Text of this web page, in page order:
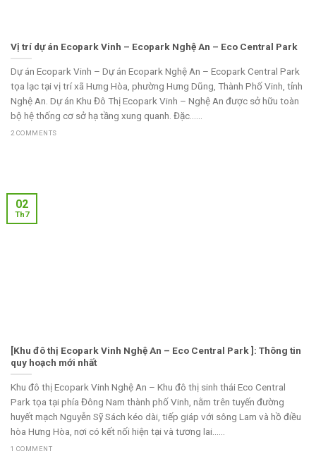
Vị trí dự án Ecopark Vinh – Ecopark Nghệ An – Eco Central Park
Dự án Ecopark Vinh – Dự án Ecopark Nghệ An – Ecopark Central Park
tọa lạc tại vị trí xã Hưng Hòa, phường Hưng Dũng, Thành Phố Vinh, tỉnh
Nghệ An. Dự án Khu Đô Thị Ecopark Vinh – Nghệ An được sở hữu toàn
bộ hệ thống cơ sở hạ tầng xung quanh. Đặc......
2 COMMENTS
[Khu đô thị Ecopark Vinh Nghệ An – Eco Central Park ]: Thông tin
quy hoạch mới nhất
Khu đô thị Ecopark Vinh Nghệ An – Khu đô thị sinh thái Eco Central
Park tọa tại phía Đông Nam thành phố Vinh, nằm trên tuyến đường
huyết mạch Nguyễn Sỹ Sách kéo dài, tiếp giáp với sông Lam và hồ điều
hòa Hưng Hòa, nơi có kết nối hiện tại và tương lai......
1 COMMENT
02
Th7